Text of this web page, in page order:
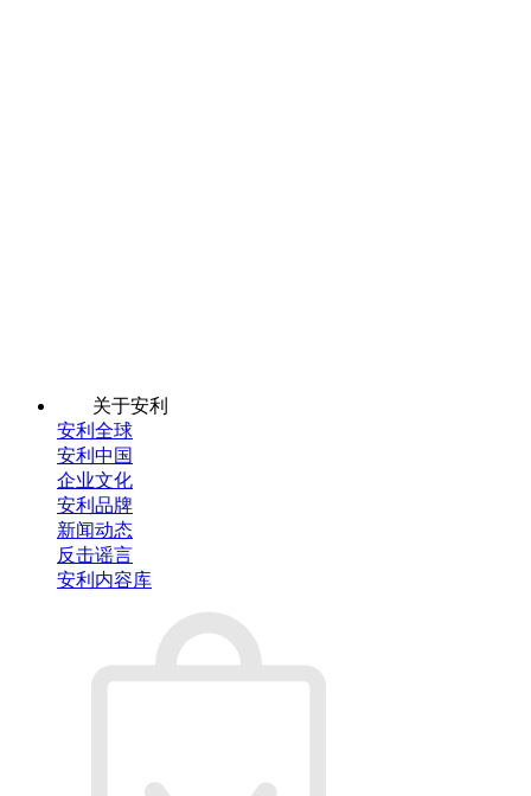
关于安利
安利全球
安利中国
企业文化
安利品牌
新闻动态
反击谣言
安利内容库